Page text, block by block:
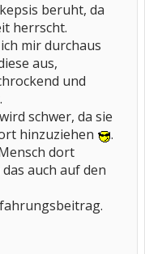
beruht, da
herrscht.
mir durchaus
aus,
und
schwer, da sie
hinzuziehen
.
dort
auch auf den